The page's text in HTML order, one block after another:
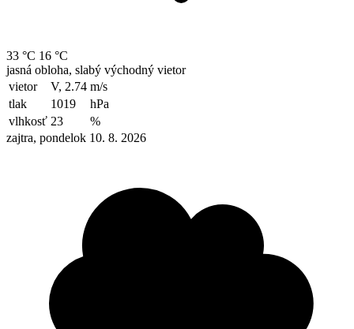
33 °C 16 °C
jasná obloha, slabý východný vietor
vietor
V, 2.74 m/s
tlak
1019
hPa
vlhkosť 23
%
zajtra, pondelok 10. 8. 2026